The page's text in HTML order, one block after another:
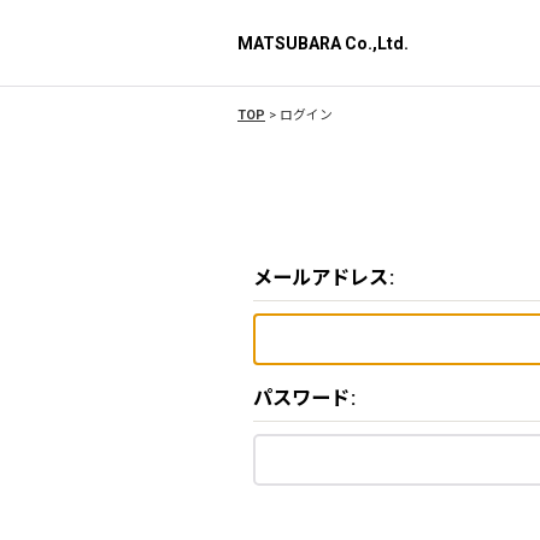
MATSUBARA Co.,Ltd.
TOP > ログイン
メールアドレス:
パスワード: